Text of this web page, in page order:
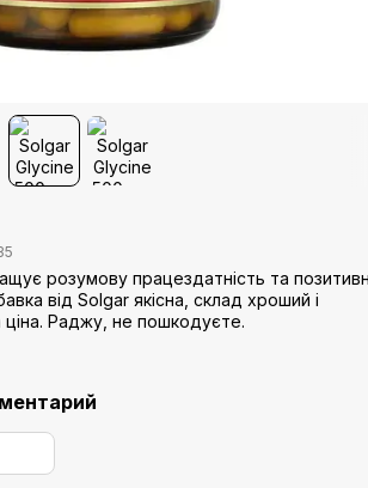
розумову працездатність та
від Solgar якісна, склад хроший і
Раджу, не пошкодуєте.